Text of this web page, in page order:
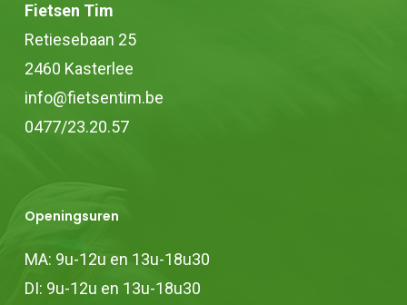
Fietsen Tim
Retiesebaan 25
2460 Kasterlee
info@fietsentim.be
0477/23.20.57
Openingsuren
MA: 9u-12u en 13u-18u30
DI: 9u-12u en 13u-18u30